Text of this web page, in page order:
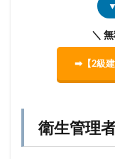
＼
➡【2級
衛生管理